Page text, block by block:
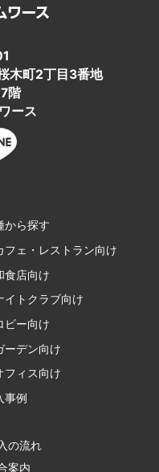
木町2丁目3番地
階
ース
から探す
ェ・レストラン向け
店向け
トクラブ向け
ー向け
デン向け
ィス向け
事例
の流れ
案内